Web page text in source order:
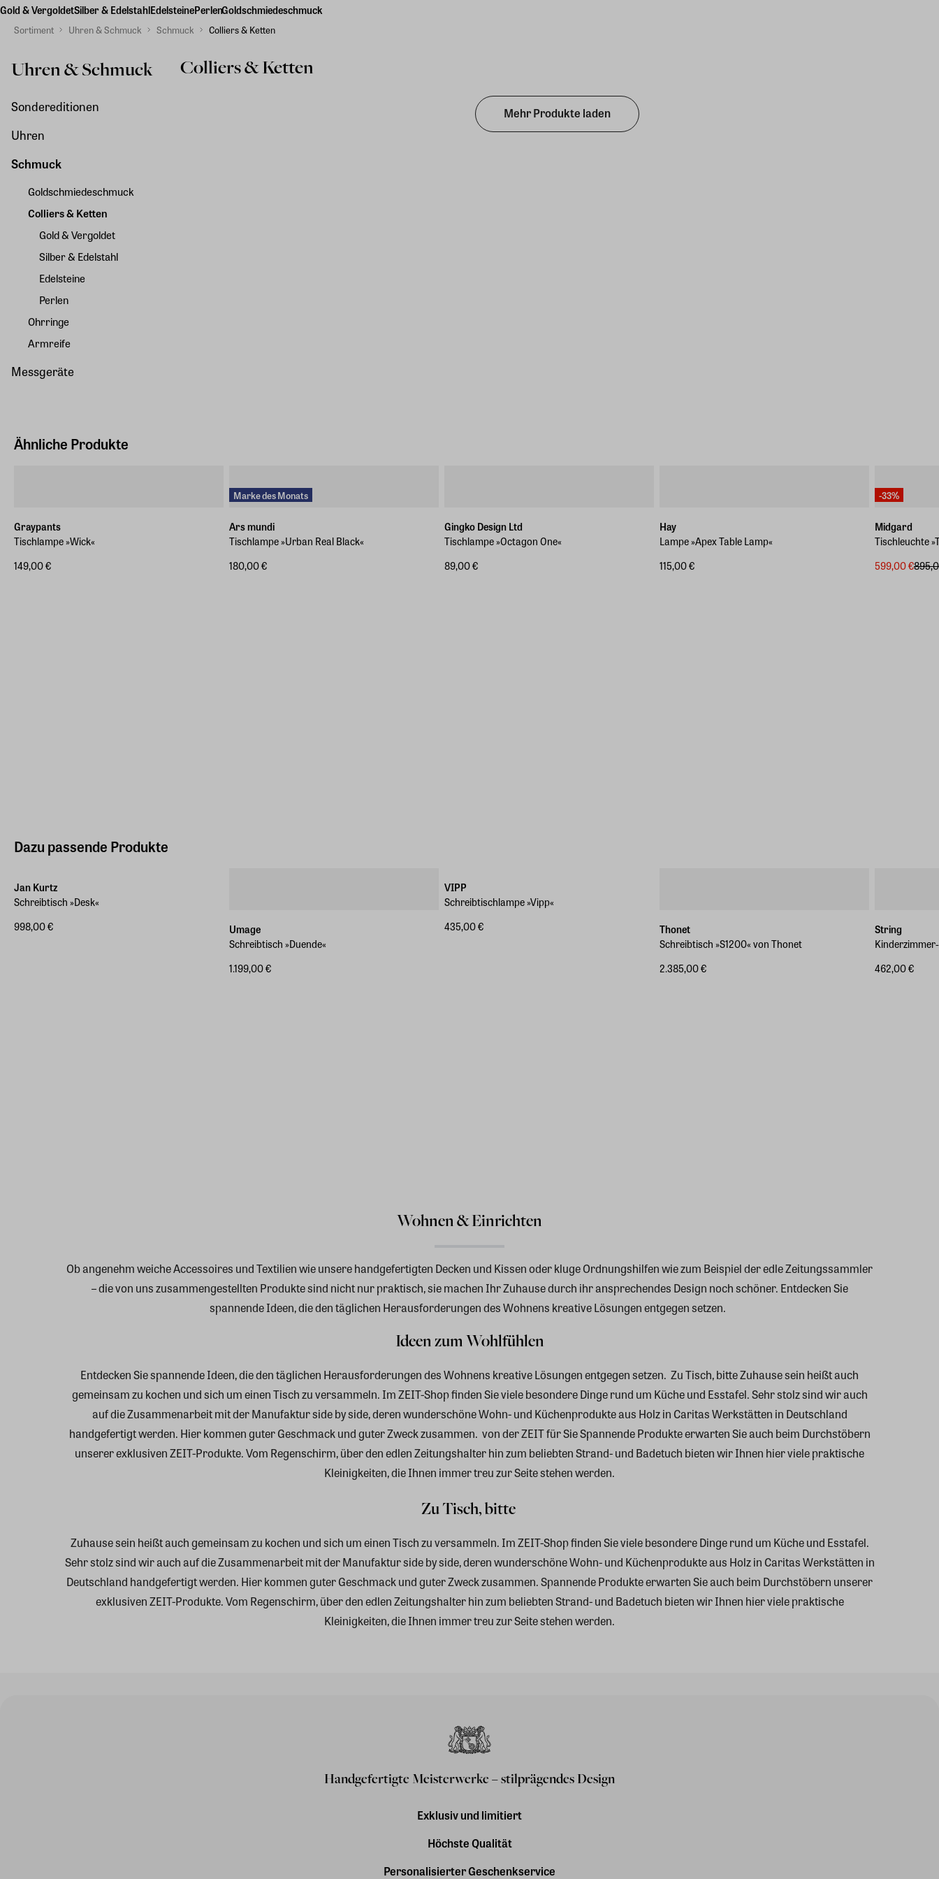
Gold & VergoldetSilber & EdelstahlEdelsteinePerlenGoldschmiedeschmuck
Sortiment Uhren & Schmuck Schmuck Colliers & Ketten
Uhren & Schmuck
Sondereditionen
Uhren
Schmuck
Goldschmiedeschmuck
Colliers & Ketten
Gold & Vergoldet
Silber & Edelstahl
Edelsteine
Perlen
Ohrringe
Armreife
Messgeräte
Colliers & Ketten
Mehr Produkte laden
Ähnliche Produkte
Graypants
Tischlampe »Wick«
149,00 €
Marke des Monats
Ars mundi
Tischlampe »Urban Real Black«
180,00 €
Gingko Design Ltd
Tischlampe »Octagon One«
89,00 €
Hay
Lampe »Apex Table Lamp«
115,00 €
-33%
Midgard
Tischleuchte
599,00 €
Dazu passende Produkte
Jan Kurtz
Schreibtisch »Desk«
998,00 €
Umage
Schreibtisch »Duende«
1.199,00 €
VIPP
Schreibtischlampe »Vipp«
435,00 €
Thonet
Schreibtisch »S1200« von Thonet
2.385,00 €
String
462,00 €
Wohnen & Einrichten
Ob angenehm weiche Accessoires und Textilien wie unsere handgefertigten Decken und Kissen oder kluge Ordnungshilfen wie zum Beispiel der edle Zeitungssammler
– die von uns zusammengestellten Produkte sind nicht nur praktisch, sie machen Ihr Zuhause durch ihr ansprechendes Design noch schöner. Entdecken Sie
spannende Ideen, die den täglichen Herausforderungen des Wohnens kreative Lösungen entgegen setzen.
Ideen zum Wohlfühlen
Entdecken Sie spannende Ideen, die den täglichen Herausforderungen des Wohnens kreative Lösungen entgegen setzen. Zu Tisch, bitte Zuhause sein heißt auch
gemeinsam zu kochen und sich um einen Tisch zu versammeln. Im ZEIT-Shop finden Sie viele besondere Dinge rund um Küche und Esstafel. Sehr stolz sind wir auch
auf die Zusammenarbeit mit der Manufaktur side by side, deren wunderschöne Wohn- und Küchenprodukte aus Holz in Caritas Werkstätten in Deutschland
handgefertigt werden. Hier kommen guter Geschmack und guter Zweck zusammen. von der ZEIT für Sie Spannende Produkte erwarten Sie auch beim Durchstöbern
unserer exklusiven ZEIT-Produkte. Vom Regenschirm, über den edlen Zeitungshalter hin zum beliebten Strand- und Badetuch bieten wir Ihnen hier viele praktische
Kleinigkeiten, die Ihnen immer treu zur Seite stehen werden.
Zu Tisch, bitte
Zuhause sein heißt auch gemeinsam zu kochen und sich um einen Tisch zu versammeln. Im ZEIT-Shop finden Sie viele besondere Dinge rund um Küche und Esstafel.
Sehr stolz sind wir auch auf die Zusammenarbeit mit der Manufaktur side by side, deren wunderschöne Wohn- und Küchenprodukte aus Holz in Caritas Werkstätten in
Deutschland handgefertigt werden. Hier kommen guter Geschmack und guter Zweck zusammen.Spannende Produkte erwarten Sie auch beim Durchstöbern unserer
exklusiven ZEIT-Produkte. Vom Regenschirm, über den edlen Zeitungshalter hin zum beliebten Strand- und Badetuch bieten wir Ihnen hier viele praktische
Kleinigkeiten, die Ihnen immer treu zur Seite stehen werden.
Handgefertigte Meisterwerke – stilprägendes Design
Exklusiv und limitiert
Höchste Qualität
Personalisierter Geschenkservice